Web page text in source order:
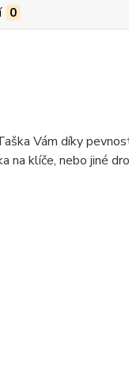
0
Vám díky
na klíče, nebo jiné